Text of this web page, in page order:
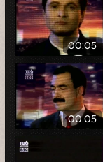
00:05
00:05